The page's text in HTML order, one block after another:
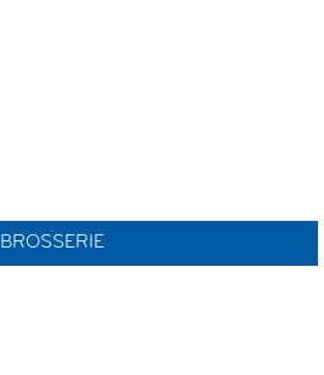
BROSSERIE